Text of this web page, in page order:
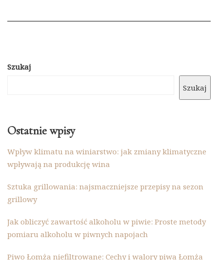
Szukaj
Szukaj
Ostatnie wpisy
Wpływ klimatu na winiarstwo: jak zmiany klimatyczne
wpływają na produkcję wina
Sztuka grillowania: najsmaczniejsze przepisy na sezon
grillowy
Jak obliczyć zawartość alkoholu w piwie: Proste metody
pomiaru alkoholu w piwnych napojach
Piwo Łomża niefiltrowane: Cechy i walory piwa Łomża